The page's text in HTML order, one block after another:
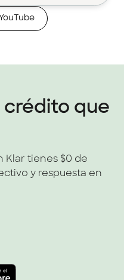
crédito que
Klar tienes $0 de
y respuesta en